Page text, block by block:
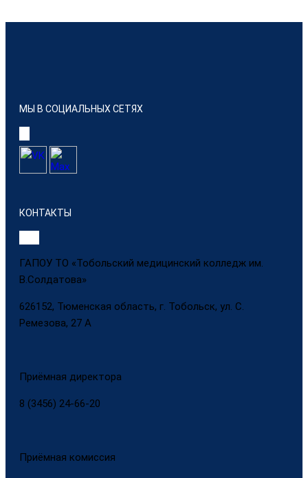
МЫ В СОЦИАЛЬНЫХ СЕТЯХ
КОНТАКТЫ
ГАПОУ ТО «Тобольский медицинский колледж им.
В.Солдатова»
626152, Тюменская область, г. Тобольск, ул. С.
Ремезова, 27 А
Приёмная директора
8 (3456) 24-66-20
Приёмная комиссия